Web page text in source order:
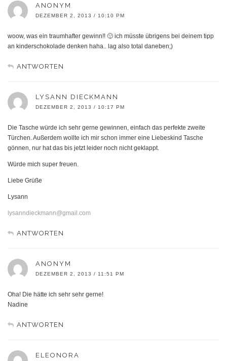
ANONYM
DEZEMBER 2, 2013 / 10:10 PM
woow, was ein traumhafter gewinn!! 🙂 ich müsste übrigens bei deinem tipp
an kinderschokolade denken haha.. lag also total daneben;)
ANTWORTEN
LYSANN DIECKMANN
DEZEMBER 2, 2013 / 10:17 PM
Die Tasche würde ich sehr gerne gewinnen, einfach das perfekte zweite
Türchen. Außerdem wollte ich mir schon immer eine Liebeskind Tasche
gönnen, nur hat das bis jetzt leider noch nicht geklappt.
Würde mich super freuen.
Liebe Grüße
Lysann
lysanndieckmann@gmail.com
ANTWORTEN
ANONYM
DEZEMBER 2, 2013 / 11:51 PM
Oha! Die hätte ich sehr sehr gerne!
Nadine
ANTWORTEN
ELEONORA